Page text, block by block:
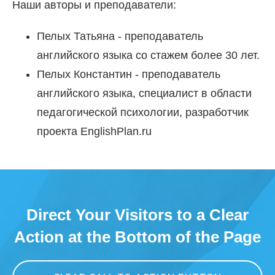
Наши авторы и преподаватели:
Пелых Татьяна - преподаватель
английского языка со стажем более 30 лет.
Пелых Константин - преподаватель
английского языка, специалист в области
педагогической психологии, разработчик
проекта EnglishPlan.ru
Direct Your Visitors to a Clear
Action at the Bottom of the Page